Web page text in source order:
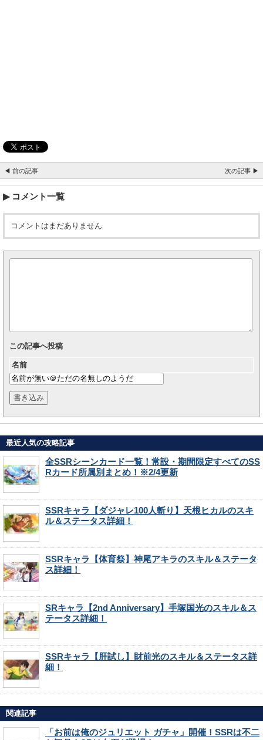
◀ 前の記事 次の記事 ▶
コメント一覧
コメントはまだありません
この記事へ投稿
名前
最近人気の攻略記事
全SSRシーンカード一覧！常設・期間限定すべてのSS
Rカード所属別まとめ！※2/4更新
SSRキャラ【ダジャレ100人斬り】天根ヒカルのスキ
ル＆ステータス詳細！
SSRキャラ【体育祭】神尾アキラのスキル＆ステータ
ス詳細！
SRキャラ【2nd Anniversary】手塚国光のスキル＆ス
テータス詳細！
SSRキャラ【肝試し】財前光のスキル＆ステータス詳
細！
関連記事
「お前は俺のジュリエット ガチャ」開催！SSRは不二